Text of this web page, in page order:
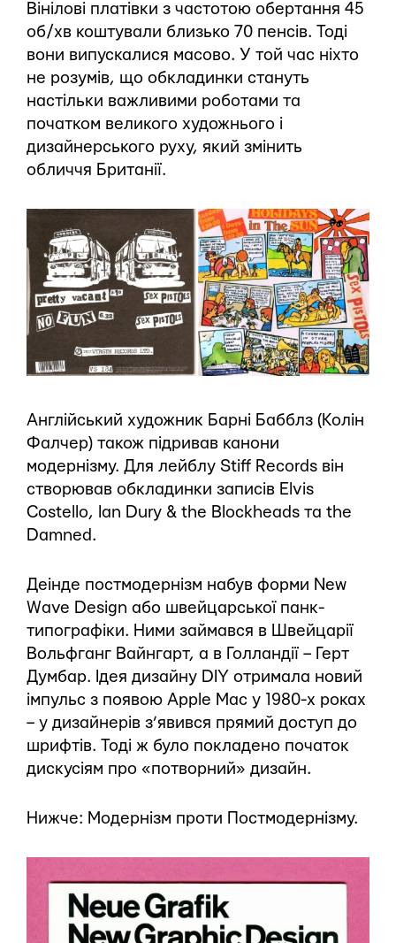
Вінілові платівки з частотою обертання 45
об/хв коштували близько 70 пенсів. Тоді
вони випускалися масово. У той час ніхто
не розумів, що обкладинки стануть
настільки важливими роботами та
початком великого художнього і
дизайнерського руху, який змінить
обличчя Британії.
Англійський художник Барні Бабблз (Колін
Фалчер) також підривав канони
модернізму. Для лейблу Stiff Records він
створював обкладинки записів Elvis
Costello, Ian Dury & the Blockheads та the
Damned.
Деінде постмодернізм набув форми New
Wave Design або швейцарської панк-
типографіки. Ними займався в Швейцарії
Вольфганг Вайнгарт, а в Голландії – Герт
Думбар. Ідея дизайну DIY отримала новий
імпульс з появою Apple Mac у 1980-х роках
– у дизайнерів з’явився прямий доступ до
шрифтів. Тоді ж було покладено початок
дискусіям про «потворний» дизайн.
Нижче: Модернізм проти Постмодернізму.